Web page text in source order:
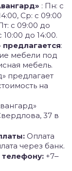
: Пн: с
Ср: с 09:00
с 09:00 до
10:00 до 14:00.
:
мебели под
мебель.
предлагает
на
37 в
Оплата
через банк.
+7‒